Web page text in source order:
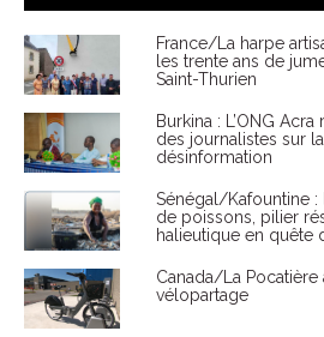
France/La harpe
les trente ans de
Saint-Thurien
Burkina : L’ONG
des journalistes sur
désinformation
Sénégal/Kafountine
de poissons, pilier
halieutique en quête
Canada/La
vélopartage